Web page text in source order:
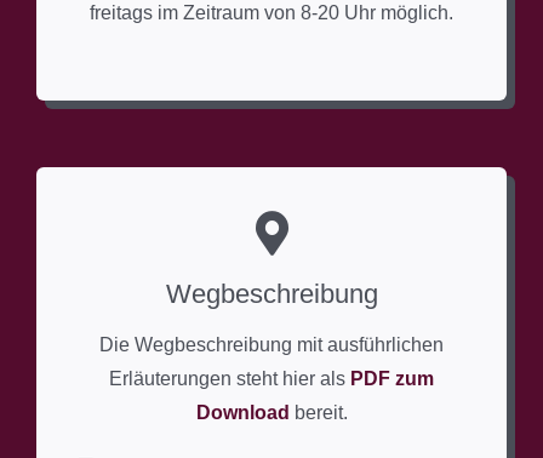
freitags im Zeitraum von 8-20 Uhr möglich.
Wegbeschreibung
Die Wegbeschreibung mit ausführlichen
Erläuterungen steht hier als PDF zum
Download bereit.